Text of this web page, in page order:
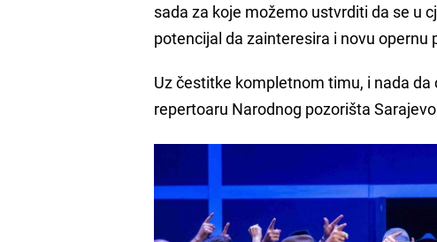
sada za koje možemo ustvrditi da se u
potencijal da zainteresira i novu opernu
Uz čestitke kompletnom timu, i nada da
repertoaru Narodnog pozorišta